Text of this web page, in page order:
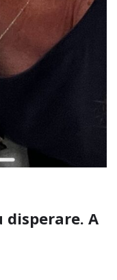
disperare. A